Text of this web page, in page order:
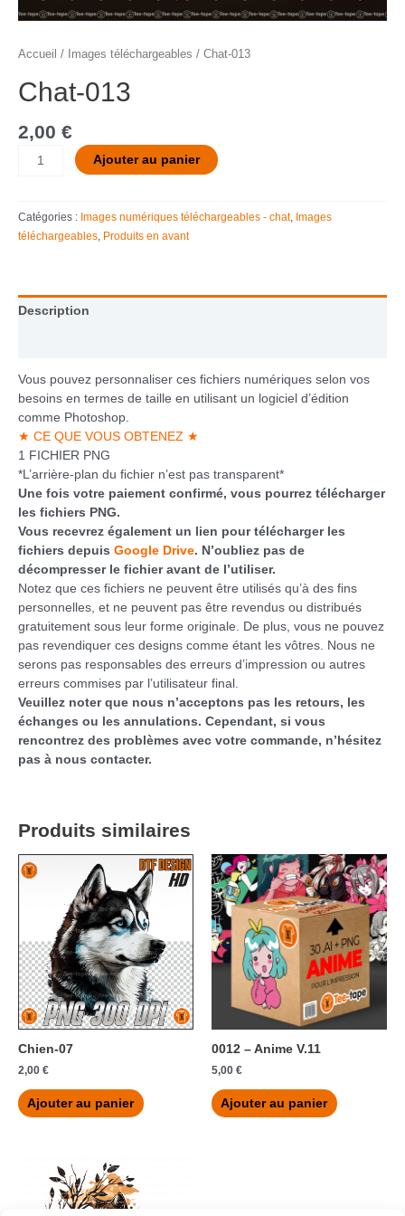
Accueil / Images téléchargeables / Chat-013
Chat-013
2,00 €
Ajouter au panier
Catégories : Images numériques téléchargeables - chat, Images
téléchargeables Produits en avant
Description
Vous pouvez personnaliser ces fichiers numériques selon vos
besoins en termes de taille en utilisant un logiciel d’édition
comme Photoshop.
★ CE QUE VOUS OBTENEZ ★
1 FICHIER PNG
*L’arrière-plan du fichier n’est pas transparent*
Une fois votre paiement confirmé, vous pourrez télécharger
les fichiers PNG.
Vous recevrez également un lien pour télécharger les
fichiers depuis Google Drive. N’oubliez pas de
décompresser le fichier avant de l’utiliser.
Notez que ces fichiers ne peuvent être utilisés qu’à des fins
personnelles, et ne peuvent pas être revendus ou distribués
gratuitement sous leur forme originale. De plus, vous ne pouvez
pas revendiquer ces designs comme étant les vôtres. Nous ne
serons pas responsables des erreurs d’impression ou autres
erreurs commises par l’utilisateur final.
Veuillez noter que nous n’acceptons pas les retours, les
échanges ou les annulations. Cependant, si vous
rencontrez des problèmes avec votre commande, n’hésitez
pas à nous contacter.
Produits similaires
Chien-07
2,00 €
Ajouter au panier
0012 – Anime V.11
5,00 €
Ajouter au panier